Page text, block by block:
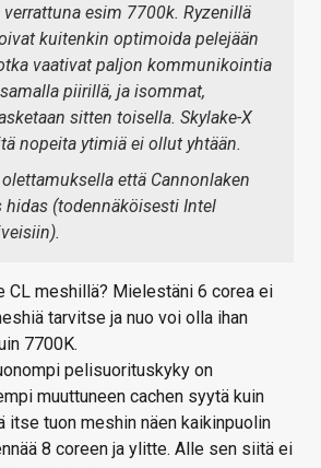
esim 7700k. Ryzenillä
kuitenkin optimoida pelejään
vaativat paljon kommunikointia
piirillä, ja isommat,
sitten toisella. Skylake-X
nopeita ytimiä ei ollut yhtään.
että Cannonlaken
(todennäköisesti Intel
CL meshillä? Mielestäni 6 corea ei
tarvitse ja nuo voi olla ihan
7700K.
pelisuorituskyky on
muuttuneen cachen syytä kuin
itse tuon meshin näen kaikinpuolin
8 coreen ja ylitte. Alle sen siitä ei